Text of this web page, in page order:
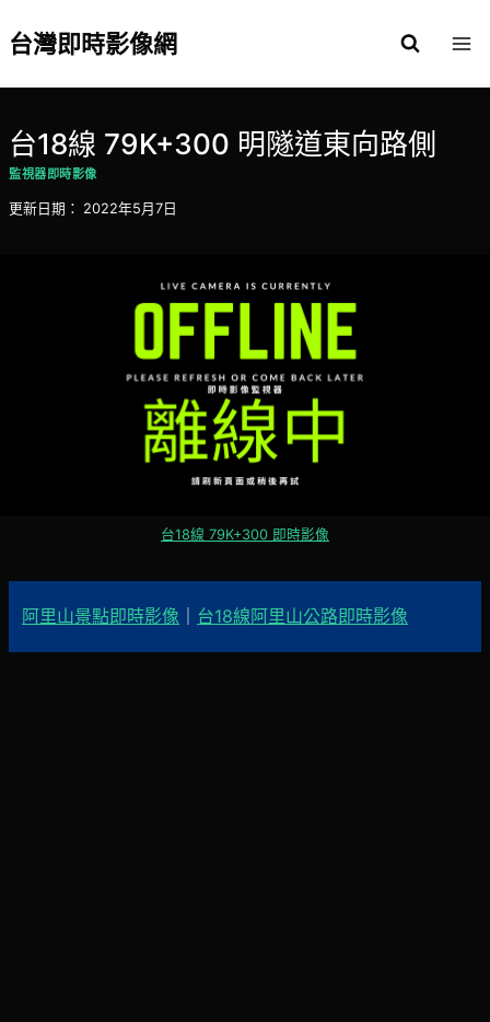
to台灣即時影像網
台18線 79K+300 明隧道東向路側
監視器即時影像
更新日期： 2022年5月7日
台18線 79K+300 即時影像
阿里山景點即時影像 台18線阿里山公路即時影像